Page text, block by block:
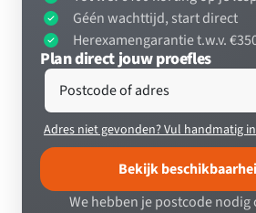
Géén wachttijd, start direct
Herexamengarantie t.w.v.
Plan direct jouw proefles
Postcode of adres
Adres niet gevonden? Vul handmatig in
Bekijk
We hebben je postcode nodig